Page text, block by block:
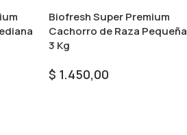
Biofresh Super Premium
Cachorro de Raza Pequeña
3 Kg
$ 1.450,00